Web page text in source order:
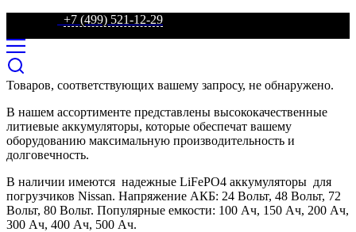
+7 (499) 521-12-29
Товаров, соответствующих вашему запросу, не обнаружено.
В нашем ассортименте представлены высококачественные
литиевые аккумуляторы, которые обеспечат вашему
оборудованию максимальную производительность и
долговечность.
В наличии имеются надежные LiFePO4 аккумуляторы для
погрузчиков Nissan. Напряжение АКБ: 24 Вольт, 48 Вольт, 72
Вольт, 80 Вольт. Популярные емкости: 100 Ач, 150 Ач, 200 Ач,
300 Ач, 400 Ач, 500 Ач.